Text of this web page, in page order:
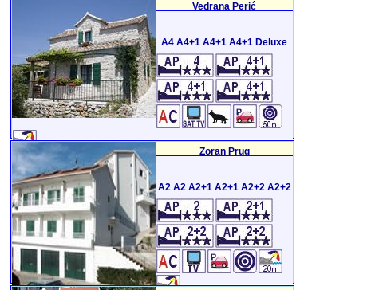
Vedrana Perić
A4 A4+1 A4+1 A4+1 Deluxe
Zoran Prug
A2 A2 A2+1 A2+1 A2+2 A2+2